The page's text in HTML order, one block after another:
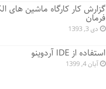
گزارش کار کارگاه ماشین های
فرمان
دی 3, 1393
استفاده از IDE آردوینو
آبان 4, 1399